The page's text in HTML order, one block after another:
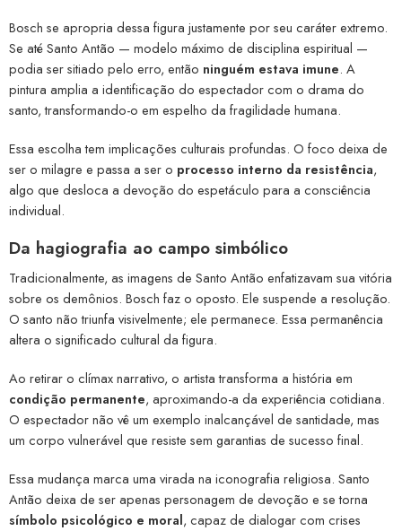
Bosch se apropria dessa figura justamente por seu caráter extremo.
Se até Santo Antão — modelo máximo de disciplina espiritual —
podia ser sitiado pelo erro, então ninguém estava imune. A
pintura amplia a identificação do espectador com o drama do
santo, transformando-o em espelho da fragilidade humana.
Essa escolha tem implicações culturais profundas. O foco deixa de
ser o milagre e passa a ser o processo interno da resistência,
algo que desloca a devoção do espetáculo para a consciência
individual.
Da hagiografia ao campo simbólico
Tradicionalmente, as imagens de Santo Antão enfatizavam sua vitória
sobre os demônios. Bosch faz o oposto. Ele suspende a resolução.
O santo não triunfa visivelmente; ele permanece. Essa permanência
altera o significado cultural da figura.
Ao retirar o clímax narrativo, o artista transforma a história em
condição permanente, aproximando-a da experiência cotidiana.
O espectador não vê um exemplo inalcançável de santidade, mas
um corpo vulnerável que resiste sem garantias de sucesso final.
Essa mudança marca uma virada na iconografia religiosa. Santo
Antão deixa de ser apenas personagem de devoção e se torna
símbolo psicológico e moral, capaz de dialogar com crises